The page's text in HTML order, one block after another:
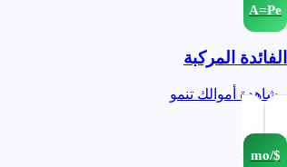
A=Pe
الفائدة المركبة
مشاهدة أموالك تنمو
$/mo